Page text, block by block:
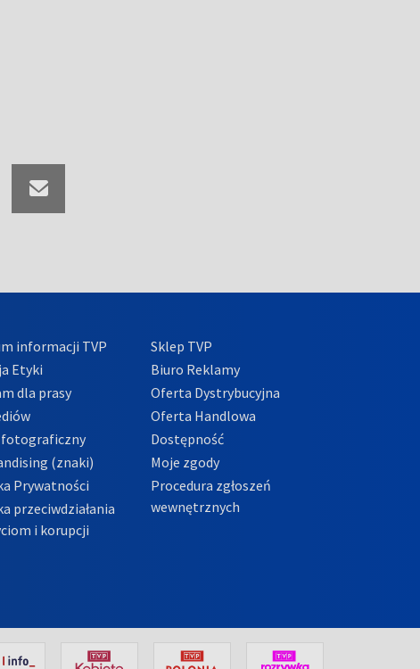
informacji TVP
Etyki
dla prasy
fotograficzny
(znaki)
Prywatności
przeciwdziałania
i korupcji
Sklep TVP
Biuro Reklamy
Oferta Dystrybucyjna
Oferta Handlowa
Dostępność
Moje zgody
Procedura zgłoszeń
wewnętrznych